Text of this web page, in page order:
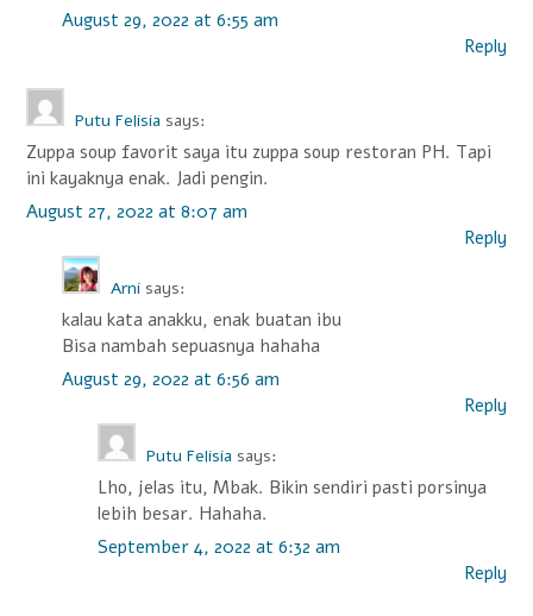
August 29, 2022 at 6:55 am
Reply
Putu Felisia says:
Zuppa soup favorit saya itu zuppa soup restoran PH. Tapi
ini kayaknya enak. Jadi pengin.
August 27, 2022 at 8:07 am
Reply
Arni says:
kalau kata anakku, enak buatan ibu
Bisa nambah sepuasnya hahaha
August 29, 2022 at 6:56 am
Reply
Putu Felisia says:
Lho, jelas itu, Mbak. Bikin sendiri pasti porsinya
lebih besar. Hahaha.
September 4, 2022 at 6:32 am
Reply